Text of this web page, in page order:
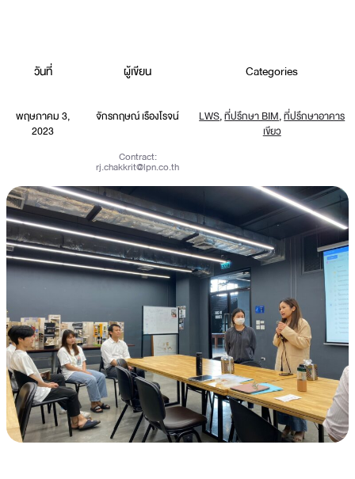
วันที่
พฤษภาคม 3,
2023
ผู้เขียน
จักรกฤษณ์ เรืองโรจน์
Contract:
rj.chakkrit@lpn.co.th
Categories
LWS,ที่ปรึกษา BIM,ที่ปรึกษาอาคาร
เขียว